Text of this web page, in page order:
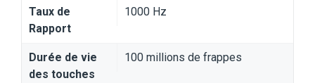
Taux de
Rapport
1000 Hz
Durée de vie
des touches
100 millions de frappes